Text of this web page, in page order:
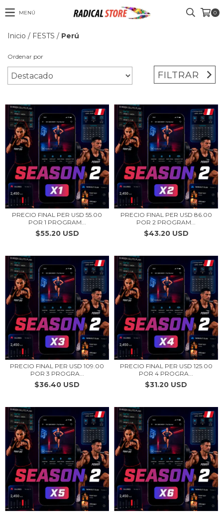
MENÚ 0
Inicio / FESTS / Perú
Ordenar por
FILTRAR
PRECIO FINAL PER USD 55.00
POR 1 PROGRAM...
$55.20 USD
PRECIO FINAL PER USD 86.00
POR 2 PROGRAM...
$43.20 USD
PRECIO FINAL PER USD 109.00
POR 3 PROGRA...
$36.40 USD
PRECIO FINAL PER USD 125.00
POR 4 PROGRA...
$31.20 USD